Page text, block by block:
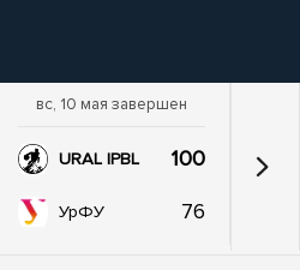
вс, 10 мая завершен
URAL IPBL 100
УрФУ 76